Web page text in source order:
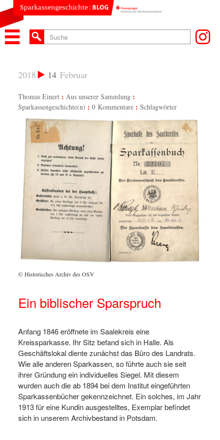
14 Februar
2018
Thomas Einert
Aus unserer Sammlung
Sparkassengeschichte(n)
0 Kommentare Schlagwörter
© Historisches Archiv des OSV
Ein biblischer Sparspruch
Anfang 1846 eröffnete im Saalekreis eine
Kreissparkasse. Ihr Sitz befand sich in Halle. Als
Geschäftslokal diente zunächst das Büro des Landrats.
Wie alle anderen Sparkassen, so führte auch sie seit
ihrer Gründung ein individuelles Siegel. Mit diesem
wurden auch die ab 1894 bei dem Institut eingeführten
Sparkassenbücher gekennzeichnet. Ein solches, im Jahr
1913 für eine Kundin ausgestelltes, Exemplar befindet
sich in unserem Archivbestand in Potsdam.